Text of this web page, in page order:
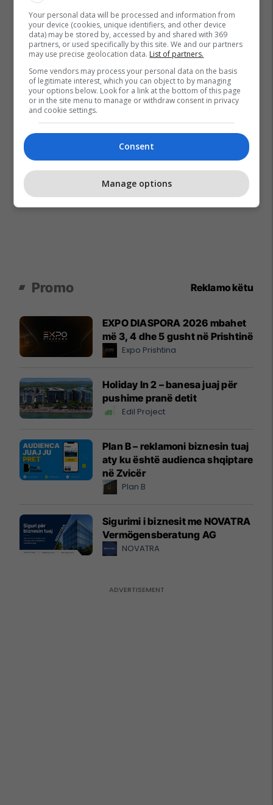
Promo Reklamo këtu
EXPO DIASPORA 2026 mbahet
më 3, 4 dhe 5 gusht në Prishtinë
Expo Prishtina
Holiday In 2 – banesa juaj për
pushime pranë detit
Edil Project
Plan B – reklamoni biznesin tuaj
aty ku është audienca shqiptare
në Zvicër
Plan B
Sigurimi i biznesit me NOVATRA
Vermögensberatung AG
NOVATRA
Your personal data will be processed and information from
your device (cookies, unique identifiers, and other device
data) may be stored by, accessed by and shared with 369
partners, or used specifically by this site. We and our partners
may use precise geolocation data. List of partners.
Some vendors may process your personal data on the basis
of legitimate interest, which you can object to by managing
your options below. Look for a link at the bottom of this page
or in the site menu to manage or withdraw consent in privacy
and cookie settings.
Consent
Manage options